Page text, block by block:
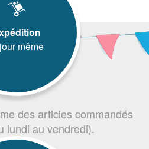
même
des articles commandés
lundi au vendredi).